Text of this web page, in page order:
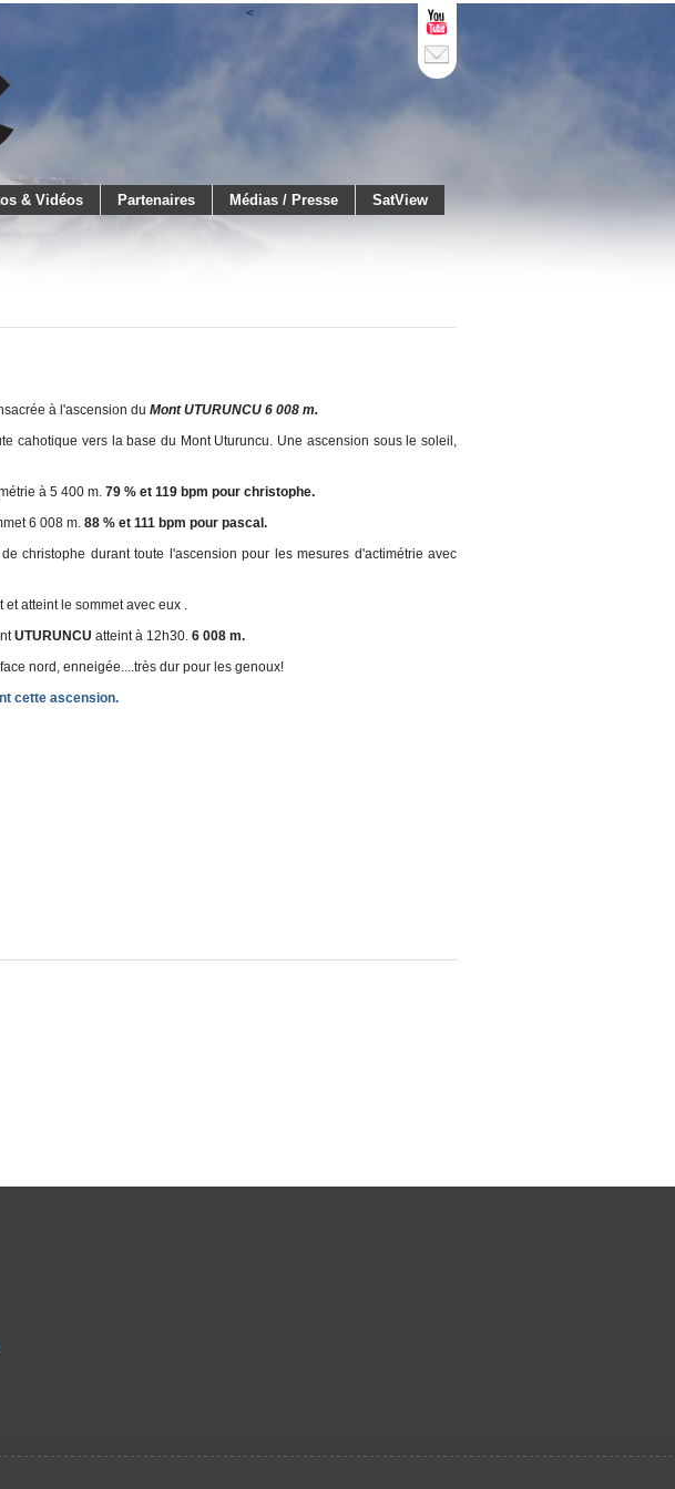
<
& Vidéos Partenaires Médias / Presse SatView
à l'ascension du Mont UTURUNCU 6 008 m.
cahotique vers la base du Mont Uturuncu. Une ascension sous le soleil,
à 5 400 m. 79 % et 119 bpm pour christophe.
6 008 m. 88 % et 111 bpm pour pascal.
christophe durant toute l'ascension pour les mesures d'actimétrie avec
et atteint le sommet avec eux .
UTURUNCU atteint à 12h30. 6 008 m.
nord, enneigée....très dur pour les genoux!
cette ascension.